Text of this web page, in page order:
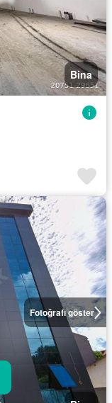
Bina
Fotoğrafı göster